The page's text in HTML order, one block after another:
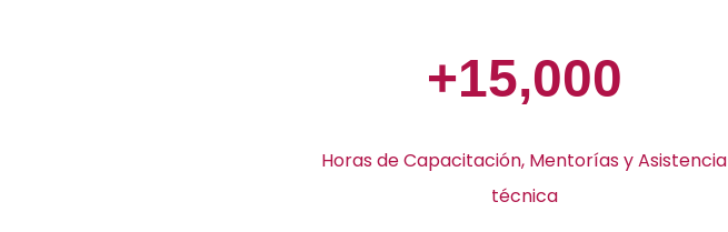
+15,000
Horas de Capacitación, Mentorías y Asistencia
técnica